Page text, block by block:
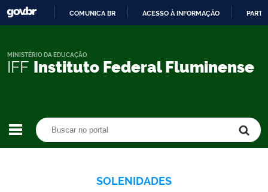
CONTEÚDO
COMUNICA BR ACESSO À INFORMAÇÃO
IFF Instituto Federal Fluminense
MINISTÉRIO DA EDUCAÇÃO
SOLENIDADES